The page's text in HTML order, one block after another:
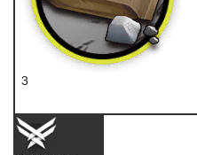
3